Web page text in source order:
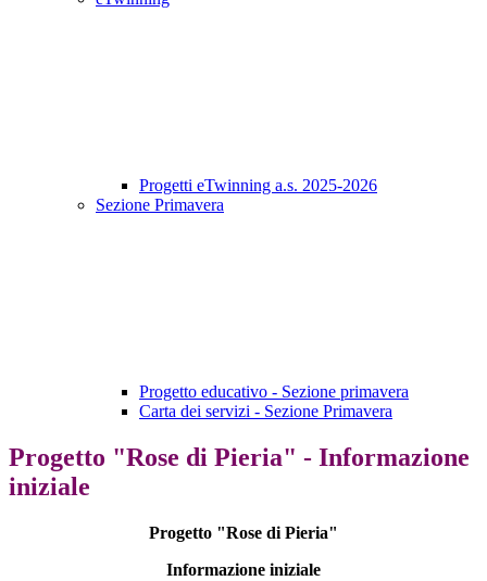
Progetti eTwinning a.s. 2025-2026
Sezione Primavera
Progetto educativo - Sezione primavera
Carta dei servizi - Sezione Primavera
Progetto "Rose di Pieria" - Informazione
iniziale
Progetto "Rose di Pieria"
Informazione iniziale